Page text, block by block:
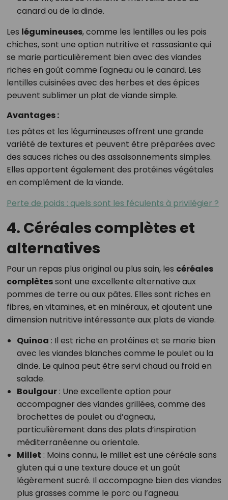
canard ou de la dinde.
Les légumineuses, comme les lentilles ou les pois
chiches, sont une option nutritive et rassasiante qui
se marie particulièrement bien avec des viandes
riches en goût comme l'agneau ou le canard. Les
lentilles cuisinées avec des herbes et des épices
peuvent sublimer un plat de viande simple.
Avantages :
Les pâtes et les légumineuses offrent une grande
variété de textures et peuvent être préparées avec
des sauces riches ou des assaisonnements simples.
Elles apportent également des protéines végétales
en complément de la viande.
Perte de poids : quels sont les féculents à privilégier ?
4. Céréales complètes et
alternatives
Pour un repas plus original ou plus sain, les céréales
complètessont une excellente alternative aux
pommes de terre ou aux pâtes. Elles sont riches en
fibres, en vitamines, et en minéraux, et ajoutent une
dimension nutritive intéressante aux plats de viande.
Quinoa : Il est riche en protéines et se marie bien
avec les viandes blanches comme le poulet ou la
dinde. Le quinoa peut être servi chaud ou froid en
salade.
Boulgour: Une excellente option pour
accompagner des viandes grillées, comme des
brochettes de poulet ou d’agneau,
particulièrement dans des plats d’inspiration
méditerranéenne ou orientale.
Millet : Moins connu, le millet est une céréale sans
gluten qui a une texture douce et un goût
légèrement sucré. Il accompagne bien des viandes
plus grasses comme le porc ou l’agneau.